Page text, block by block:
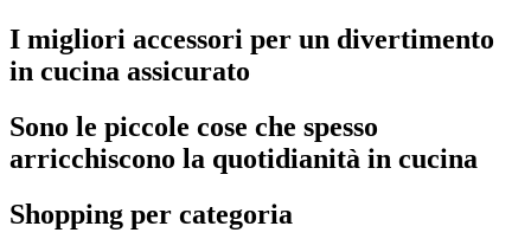
I migliori accessori per un divertimento
in cucina assicurato
Sono le piccole cose che spesso
arricchiscono la quotidianità in cucina
Shopping per categoria